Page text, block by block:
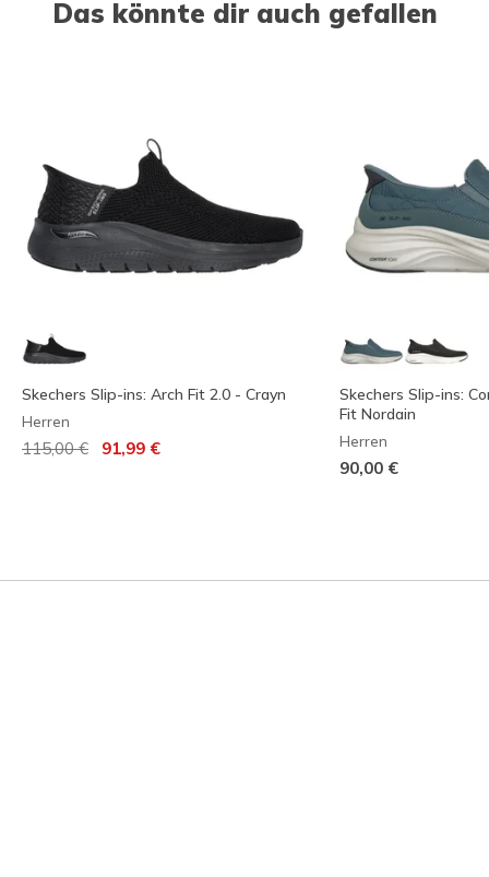
Das könnte dir auch gefallen
Skechers Slip-ins: Arch Fit 2.0 - Crayn
Herren
Reduziert von
115,00 € auf
91,99 €
Skechers Slip-ins:
Fit Nordain
Herren
90,00 €